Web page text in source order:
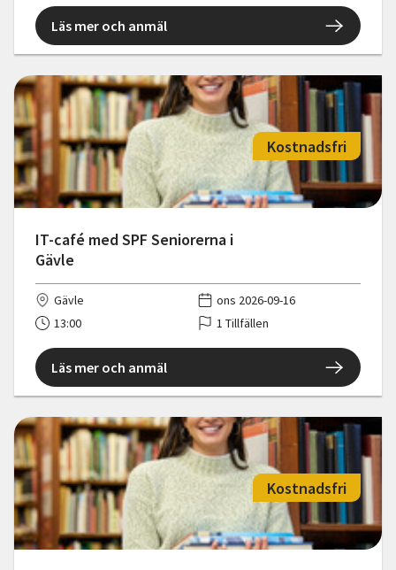
Läs mer och anmäl
IT-café med SPF Seniorerna i
Gävle
Kostnadsfri
Gävle
ons 2026-09-16
13:00
1 Tillfällen
Läs mer och anmäl
Kostnadsfri